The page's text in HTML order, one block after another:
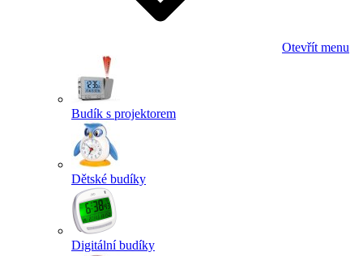
Otevřít menu
Budík s projektorem
Dětské budíky
Digitální budíky